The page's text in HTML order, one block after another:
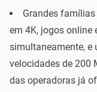
Grandes
em 4K, jogos
simultaneamente, e
velocidades de 200
das operadoras já